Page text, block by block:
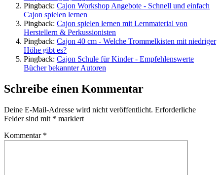
Pingback: Cajon Workshop Angebote - Schnell und einfach
Cajon spielen lernen
Pingback: Cajon spielen lernen mit Lernmaterial von
Herstellern & Perkussionisten
Pingback: Cajon 40 cm - Welche Trommelkisten mit niedriger
Höhe gibt es?
Pingback: Cajon Schule für Kinder - Empfehlenswerte
Bücher bekannter Autoren
Schreibe einen Kommentar
Deine E-Mail-Adresse wird nicht veröffentlicht. Erforderliche
Felder sind mit * markiert
Kommentar *